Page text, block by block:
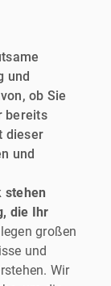
und
ob Sie
bereits
dieser
und
stehen
die Ihr
großen
und
Wir